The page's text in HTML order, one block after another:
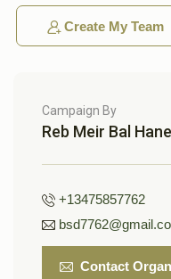
Create My Team
Campaign By
Reb Meir Bal
+13475857762
Contact